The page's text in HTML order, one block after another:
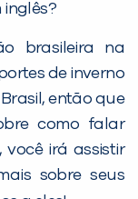
inglês?
brasileira na
de inverno
então que
como falar
você irá assistir
sobre seus